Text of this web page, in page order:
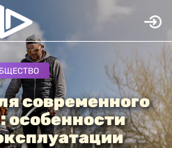
современного
особенности